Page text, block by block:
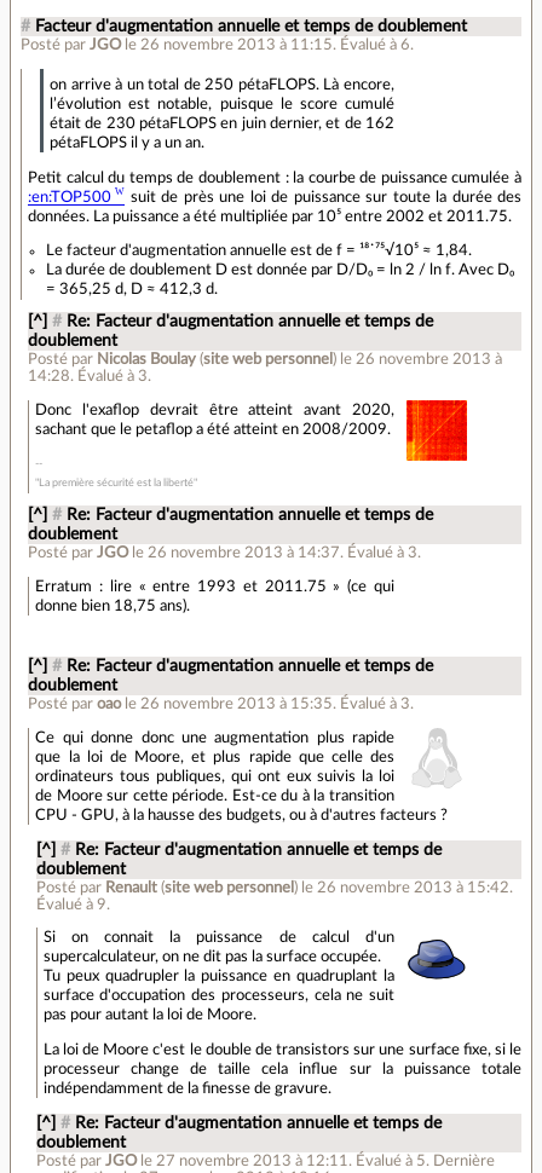
# Facteur d'augmentation annuelle et temps de doublement
Posté par JGO le 26 novembre 2013 à 11:15. Évalué à 6.
on arrive à un total de 250 pétaFLOPS. Là encore,
l’évolution est notable, puisque le score cumulé
était de 230 pétaFLOPS en juin dernier, et de 162
pétaFLOPS il y a un an.
Petit calcul du temps de doublement : la courbe de puissance cumulée à
:en:TOP500
suit de près une loi de puissance sur toute la durée des
données. La puissance a été multipliée par 10⁵ entre 2002 et 2011.75.
Le facteur d'augmentation annuelle est de f = ¹⁸˙⁷⁵√10⁵ ≈ 1,84.
La durée de doublement D est donnée par D/D₀ = ln 2 / ln f. Avec D₀
= 365,25 d, D ≈ 412,3 d.
[^] # Re: Facteur d'augmentation annuelle et temps de
doublement
Posté par Nicolas Boulay (site web personnel ) le 26 novembre 2013 à
14:28. Évalué à 3.
Donc l'exaflop devrait être atteint avant 2020,
sachant que le petaflop a été atteint en 2008/2009.
"La première sécurité est la liberté"
[^] # Re: Facteur d'augmentation annuelle et temps de
doublement
Posté parJGO le 26 novembre 2013 à 14:37. Évalué à 3.
Erratum : lire « entre 1993 et 2011.75 » (ce qui
donne bien 18,75 ans).
[^] # Re: Facteur d'augmentation annuelle et temps de
doublement
Posté paroao le 26 novembre 2013 à 15:35. Évalué à 3.
Ce qui donne donc une augmentation plus rapide
que la loi de Moore, et plus rapide que celle des
ordinateurs tous publiques, qui ont eux suivis la loi
de Moore sur cette période. Est-ce du à la transition
CPU - GPU, à la hausse des budgets, ou à d'autres facteurs ?
[^] # Re: Facteur d'augmentation annuelle et temps de
doublement
Posté par Renault(site web personnel ) le 26 novembre 2013 à 15:42.
Évalué à 9.
Si on connait la puissance de calcul d'un
supercalculateur, on ne dit pas la surface occupée.
Tu peux quadrupler la puissance en quadruplant la
surface d'occupation des processeurs, cela ne suit
pas pour autant la loi de Moore.
La loi de Moore c'est le double de transistors sur une surface fixe, si le
processeur change de taille cela influe sur la puissance totale
indépendamment de la finesse de gravure.
[^] # Re: Facteur d'augmentation annuelle et temps de
doublement
Posté par JGO le 27 novembre 2013 à 12:11 . Évalué à 5. Dernière